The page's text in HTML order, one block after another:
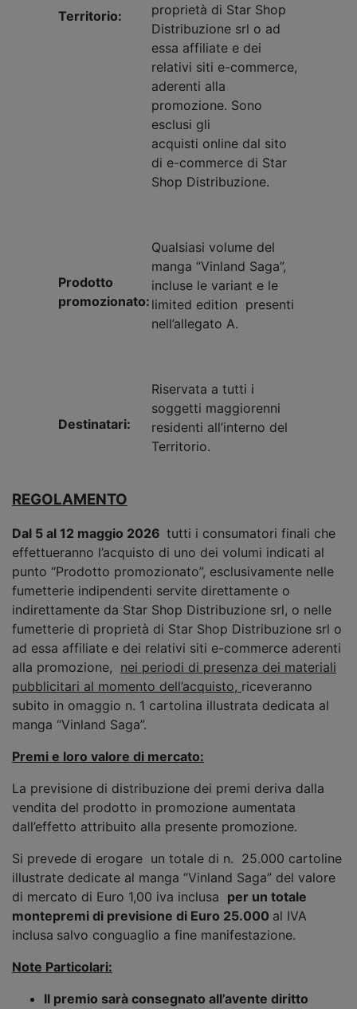
Territorio:
proprietà di Star Shop
Distribuzione srl o ad
essa affiliate e dei
relativi siti e-commerce,
aderenti alla
promozione. Sono
esclusi gli
acquisti online dal sito
di e-commerce di Star
Shop Distribuzione.
Prodotto
promozionato:
Qualsiasi volume del
manga “Vinland Saga”,
incluse le variant e le
limited edition presenti
nell’allegato A.
Destinatari:
Riservata a tutti i
soggetti maggiorenni
residenti all’interno del
Territorio.
REGOLAMENTO
Dal 5 al 12 maggio 2026 tutti i consumatori finali che
effettueranno l’acquisto di uno dei volumi indicati al
punto “Prodotto promozionato”, esclusivamente nelle
fumetterie indipendenti servite direttamente o
indirettamente da Star Shop Distribuzione srl, o nelle
fumetterie di proprietà di Star Shop Distribuzione srl o
ad essa affiliate e dei relativi siti e-commerce aderenti
alla promozione, nei periodi di presenza dei materiali
pubblicitari al momento dell’acquisto, riceveranno
subito in omaggio n. 1 cartolina illustrata dedicata al
manga “Vinland Saga”.
Premi e loro valore di mercato:
La previsione di distribuzione dei premi deriva dalla
vendita del prodotto in promozione aumentata
dall’effetto attribuito alla presente promozione.
Si prevede di erogare un totale di n. 25.000 cartoline
illustrate dedicate al manga “Vinland Saga” del valore
di mercato di Euro 1,00 iva inclusa per un totale
montepremi di previsione di Euro 25.000 al IVA
inclusa salvo conguaglio a fine manifestazione.
Note Particolari:
Il premio sarà consegnato all’avente diritto